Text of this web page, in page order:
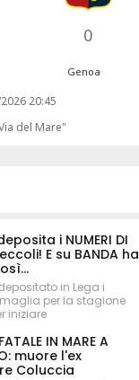
0
Genoa
20:45
del Mare"
i NUMERI DI
E su BANDA ha
in Lega i
per la stagione
iniziare
IN MARE A
muore l'ex
Coluccia